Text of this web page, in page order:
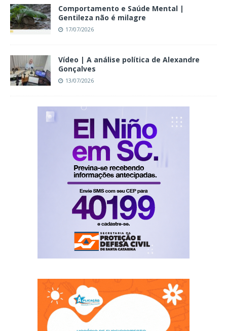
Comportamento e Saúde Mental |
Gentileza não é milagre
17/07/2026
Vídeo | A análise política de Alexandre
Gonçalves
13/07/2026